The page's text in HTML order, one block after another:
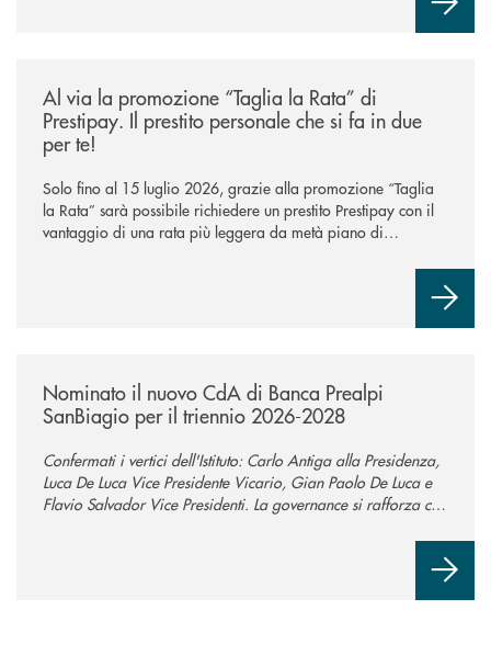
Al via la promozione “Taglia la Rata” di
Prestipay. Il prestito personale che si fa in due
per te!
Solo fino al 15 luglio 2026, grazie alla promozione “Taglia
la Rata” sarà possibile richiedere un prestito Prestipay con il
vantaggio di una rata più leggera da metà piano di
Nominato il nuovo CdA di Banca Prealpi
SanBiagio per il triennio 2026-2028
Confermati i vertici dell'Istituto: Carlo Antiga alla Presidenza,
Luca De Luca Vice Presidente Vicario, Gian Paolo De Luca e
Flavio Salvador Vice Presidenti. La governance si rafforza con